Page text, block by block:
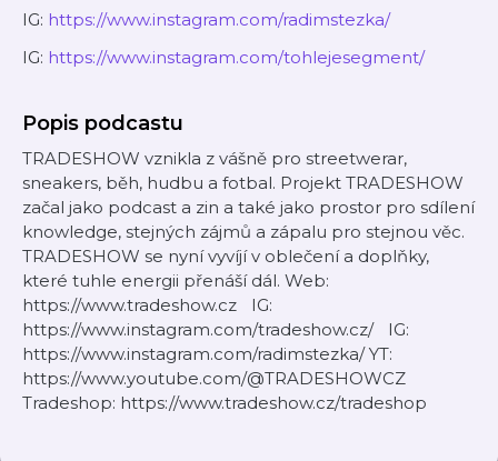
IG: https://www.instagram.com/radimstezka/
IG: https://www.instagram.com/tohlejesegment/
Popis podcastu
TRADESHOW vznikla z vášně pro streetwerar,
sneakers, běh, hudbu a fotbal. Projekt TRADESHOW
začal jako podcast a zin a také jako prostor pro sdílení
knowledge, stejných zájmů a zápalu pro stejnou věc.
TRADESHOW se nyní vyvíjí v oblečení a doplňky,
které tuhle energii přenáší dál. Web:
https://www.tradeshow.cz IG:
https://www.instagram.com/tradeshow.cz/ IG:
https://www.instagram.com/radimstezka/ YT:
https://www.youtube.com/@TRADESHOWCZ
Tradeshop: https://www.tradeshow.cz/tradeshop